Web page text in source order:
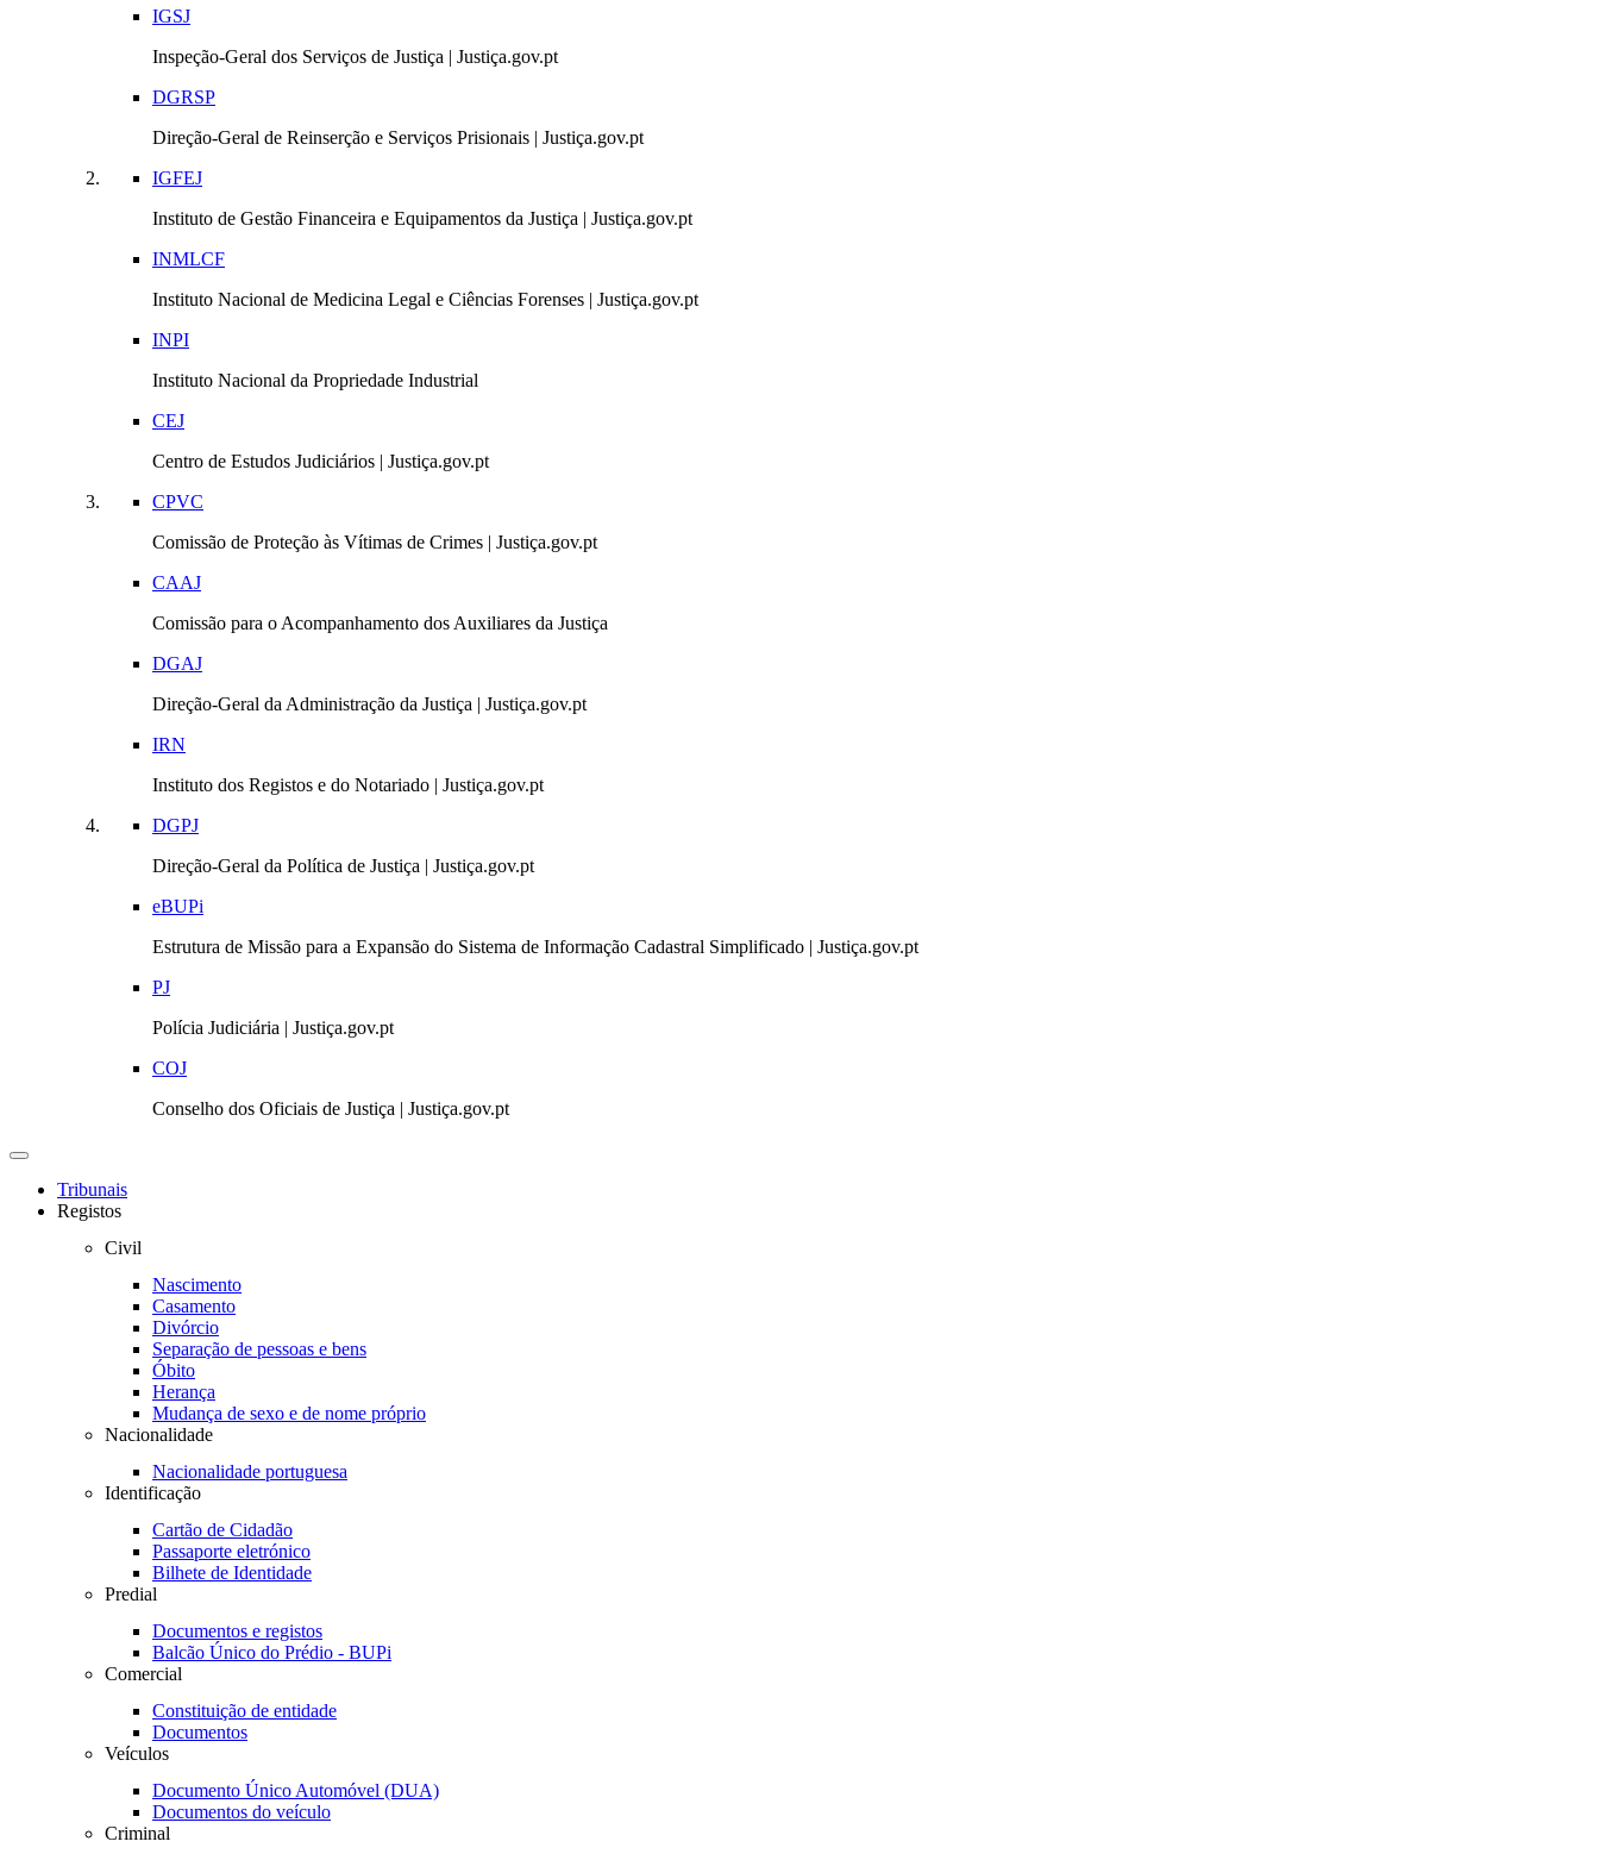
IGSJ
Inspeção-Geral dos Serviços de Justiça | Justiça.gov.pt
DGRSP
Direção-Geral de Reinserção e Serviços Prisionais | Justiça.gov.pt
IGFEJ
Instituto de Gestão Financeira e Equipamentos da Justiça | Justiça.gov.pt
INMLCF
Instituto Nacional de Medicina Legal e Ciências Forenses | Justiça.gov.pt
INPI
Instituto Nacional da Propriedade Industrial
CEJ
Centro de Estudos Judiciários | Justiça.gov.pt
CPVC
Comissão de Proteção às Vítimas de Crimes | Justiça.gov.pt
CAAJ
Comissão para o Acompanhamento dos Auxiliares da Justiça
DGAJ
Direção-Geral da Administração da Justiça | Justiça.gov.pt
IRN
Instituto dos Registos e do Notariado | Justiça.gov.pt
DGPJ
Direção-Geral da Política de Justiça | Justiça.gov.pt
eBUPi
Estrutura de Missão para a Expansão do Sistema de Informação Cadastral Simplificado | Justiça.gov.pt
PJ
Polícia Judiciária | Justiça.gov.pt
COJ
Conselho dos Oficiais de Justiça | Justiça.gov.pt
Toggle
navigationTribunais
Registos
Civil
Nascimento
Casamento
Divórcio
Separação de pessoas e bens
Óbito
Herança
Mudança de sexo e de nome próprio
Nacionalidade
Nacionalidade portuguesa
Identificação
Cartão de Cidadão
Passaporte eletrónico
Bilhete de Identidade
Predial
Documentos e registos
Balcão Único do Prédio - BUPi
Comercial
Constituição de entidade
Documentos
Veículos
Documento Único Automóvel (DUA)
Documentos do veículo
Criminal